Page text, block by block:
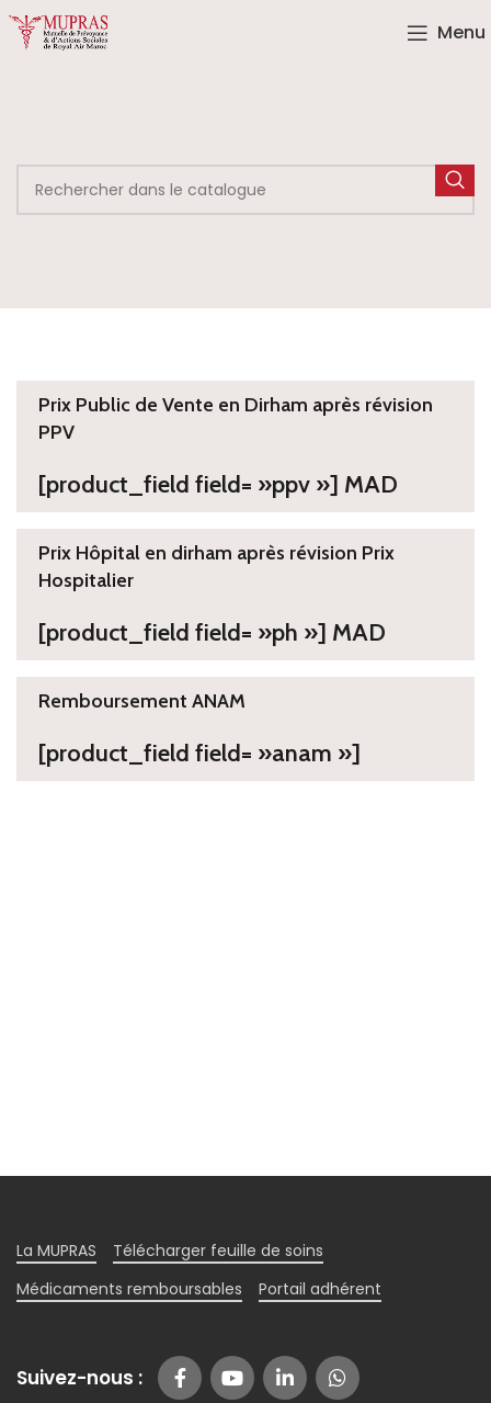
Menu
Prix Public de Vente en Dirham après révision
PPV
[product_field field= »ppv »] MAD
Prix Hôpital en dirham après révision Prix
Hospitalier
[product_field field= »ph »] MAD
Remboursement ANAM
[product_field field= »anam »]
La MUPRAS
Télécharger feuille de soins
Médicaments remboursables
Portail adhérent
Suivez-nous :